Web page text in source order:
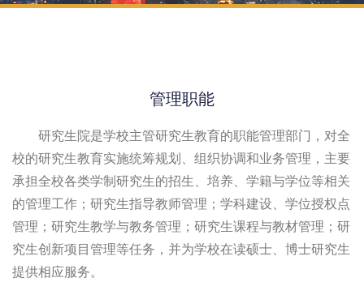
管理职能
研究生院是学校主管研究生教育的职能管理部门，对全
校的研究生教育实施统筹规划、组织协调和业务管理，主要
承担全校各类学制研究生的招生、培养、学籍与学位等相关
的管理工作；研究生指导教师管理；学科建设、学位授权点
管理；研究生教学与教务管理；研究生课程与教材管理；研
究生创新项目管理等任务，并为学校在读硕士、博士研究生
提供相应服务。